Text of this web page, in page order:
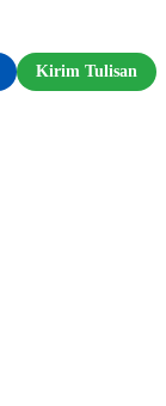
Kirim Tulisan